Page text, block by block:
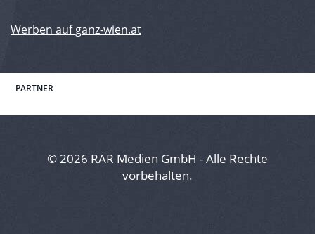
Werben auf ganz-wien.at
PARTNER
© 2026 RAR Medien GmbH - Alle Rechte
vorbehalten.